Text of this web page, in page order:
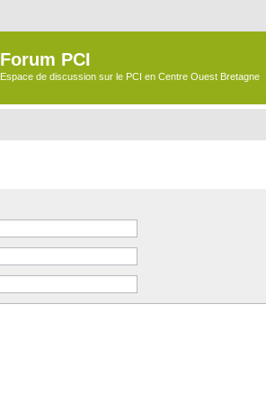
Forum PCI
Espace de discussion sur le PCI en Centre Ouest Bretagne